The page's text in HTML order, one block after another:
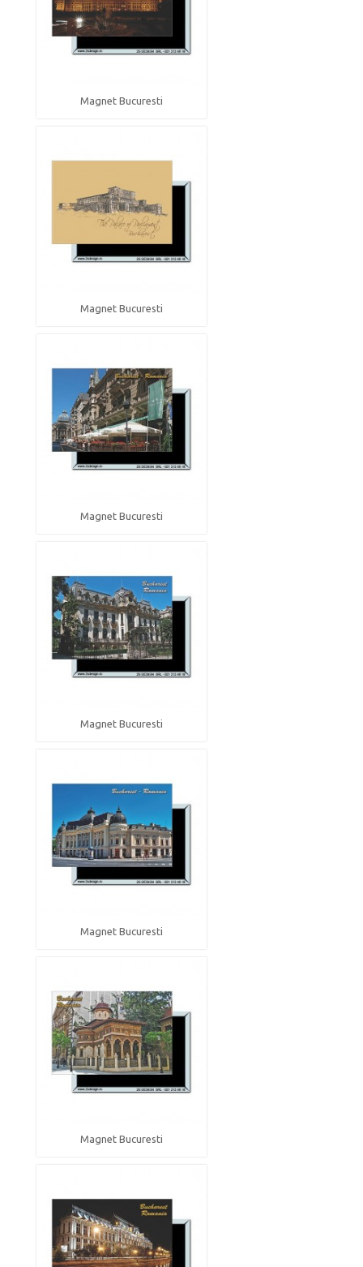
Magnet Bucuresti
Magnet Bucuresti
Magnet Bucuresti
Magnet Bucuresti
Magnet Bucuresti
Magnet Bucuresti